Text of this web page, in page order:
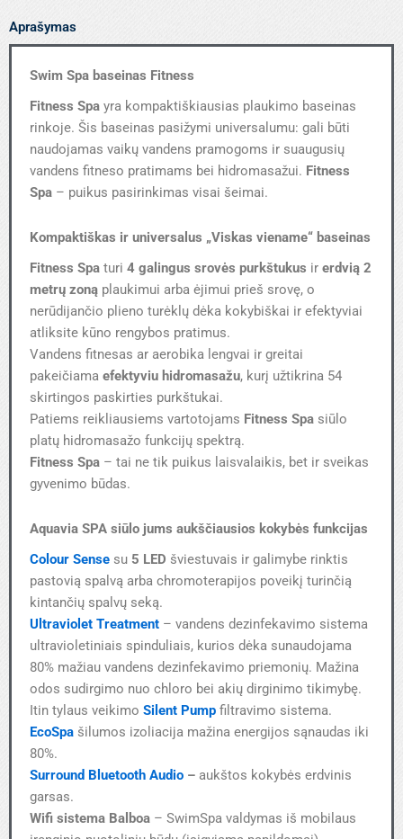
Aprašymas
Swim Spa baseinas Fitness
Fitness Spa yra kompaktiškiausias plaukimo baseinas
rinkoje. Šis baseinas pasižymi universalumu: gali būti
naudojamas vaikų vandens pramogoms ir suaugusių
vandens fitneso pratimams bei hidromasažui. Fitness
Spa – puikus pasirinkimas visai šeimai.
Kompaktiškas ir universalus „Viskas viename“ baseinas
Fitness Spa turi 4 galingus srovės purkštukus ir erdvią 2
metrų zoną plaukimui arba ėjimui prieš srovę, o
nerūdijančio plieno turėklų dėka kokybiškai ir efektyviai
atliksite kūno rengybos pratimus.
Vandens fitnesas ar aerobika lengvai ir greitai
pakeičiama efektyviu hidromasažu, kurį užtikrina 54
skirtingos paskirties purkštukai.
Patiems reikliausiems vartotojams Fitness Spa siūlo
platų hidromasažo funkcijų spektrą.
Fitness Spa – tai ne tik puikus laisvalaikis, bet ir sveikas
gyvenimo būdas.
Aquavia SPA siūlo jums aukščiausios kokybės funkcijas
Colour Sense su 5 LED šviestuvais ir galimybe rinktis
pastovią spalvą arba chromoterapijos poveikį turinčią
kintančių spalvų seką.
Ultraviolet Treatment – vandens dezinfekavimo sistema
ultravioletiniais spinduliais, kurios dėka sunaudojama
80% mažiau vandens dezinfekavimo priemonių. Mažina
odos sudirgimo nuo chloro bei akių dirginimo tikimybę.
Itin tylaus veikimo Silent Pump filtravimo sistema.
EcoSpa šilumos izoliacija mažina energijos sąnaudas iki
80%.
Surround Bluetooth Audio – aukštos kokybės erdvinis
garsas.
Wifi sistema Balboa – SwimSpa valdymas iš mobilaus